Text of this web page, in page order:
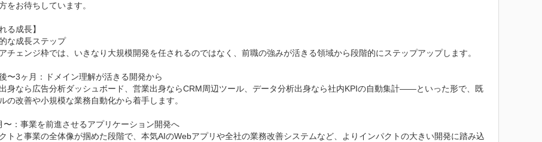
をお待ちしています。
る成長】
な成長ステップ
チェンジ枠では、いきなり大規模開発を任されるのではなく、前職の強みが活きる領域から段階的にステップアップします。
〜3ヶ月：ドメイン理解が活きる開発から
身なら広告分析ダッシュボード、営業出身ならCRM周辺ツール、データ分析出身なら社内KPIの自動集計——といった形で、既
の改善や小規模な業務自動化から着手します。
：事業を前進させるアプリケーション開発へ
トと事業の全体像が掴めた段階で、本気AIのWebアプリや全社の業務改善システムなど、よりインパクトの大きい開発に踏み込